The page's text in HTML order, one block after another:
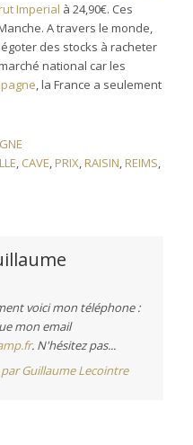
Imperial à 24,90€. Ces
A travers le monde,
des stocks à racheter
national car les
, la France a seulement
, CAVE, PRIX, RAISIN, REIMS,
voici mon téléphone :
mon email
. N'hésitez pas...
Guillaume Lecointre